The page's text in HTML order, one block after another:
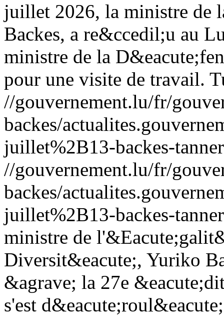
juillet 2026, la ministre de
Backes, a re&ccedil;u au
ministre de la
pour une visite de travail.
//gouvernement.lu/fr/
backes/
juillet%2B13-backes-
//gouvernement.lu/fr/
backes/
juillet%2B13-backes-
ministre de
Diversit&eacute;, Yuriko
&agrave; la 27e
s'est